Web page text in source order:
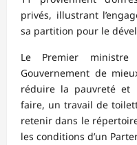
privés, illustrant
sa partition pour le
Le Premier
Gouvernement de
réduire la pauvreté et
faire, un travail de
retenir dans le
les conditions d’un